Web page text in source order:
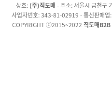
상호: (주)직도매 - 주소: 서울시 금천구
사업자번호: 343-81-02919 - 통신판매
COPYRIGHT ⓒ2015~2022 직도매B2B